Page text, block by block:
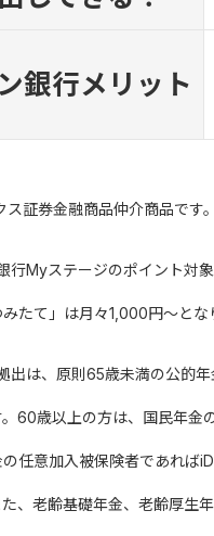
銀行メリット
ス証券金融商品仲介商品です。
行Myステージのポイント対
たて」は月々1,000円～とな
出は、原則65歳未満の公的
60歳以上の方は、国民年金
の任意加入被保険者であれば
た、老齢基礎年金、老齢厚生